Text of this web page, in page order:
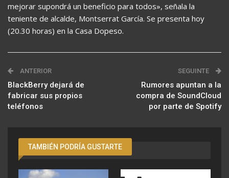
mejorar supondrá un beneficio para todos», señala la
teniente de alcalde, Montserrat García. Se presenta hoy
(20.30 horas) en la Casa Dopeso.
ANTERIOR
BlackBerry dejará de
fabricar sus propios
teléfonos
SEGUINTE
Rumores apuntan a la
compra de SoundCloud
por parte de Spotify
TAMBIÉN PODRÍA GUSTARTE